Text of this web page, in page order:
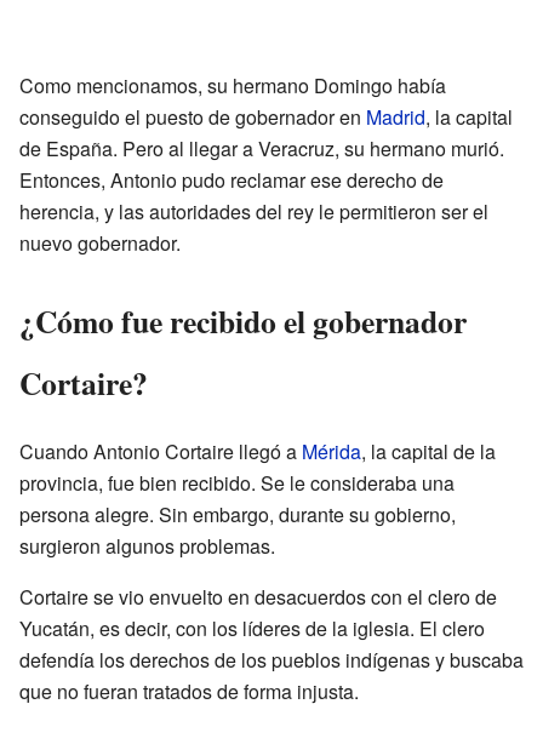
Como mencionamos, su hermano Domingo había
conseguido el puesto de gobernador en Madrid, la capital
de España. Pero al llegar a Veracruz, su hermano murió.
Entonces, Antonio pudo reclamar ese derecho de
herencia, y las autoridades del rey le permitieron ser el
nuevo gobernador.
¿Cómo fue recibido el gobernador
Cortaire?
Cuando Antonio Cortaire llegó a Mérida, la capital de la
provincia, fue bien recibido. Se le consideraba una
persona alegre. Sin embargo, durante su gobierno,
surgieron algunos problemas.
Cortaire se vio envuelto en desacuerdos con el clero de
Yucatán, es decir, con los líderes de la iglesia. El clero
defendía los derechos de los pueblos indígenas y buscaba
que no fueran tratados de forma injusta.